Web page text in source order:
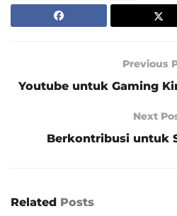
Previous
Youtube untuk Gaming
Next
Berkontribusi untuk
Related Posts